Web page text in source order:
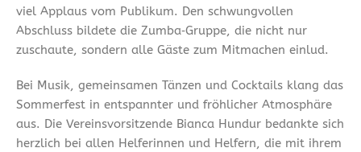
viel Applaus vom Publikum. Den schwungvollen
Abschluss bildete die Zumba‑Gruppe, die nicht nur
zuschaute, sondern alle Gäste zum Mitmachen einlud.
Bei Musik, gemeinsamen Tänzen und Cocktails klang das
Sommerfest in entspannter und fröhlicher Atmosphäre
aus. Die Vereinsvorsitzende Bianca Hundur bedankte sich
herzlich bei allen Helferinnen und Helfern, die mit ihrem